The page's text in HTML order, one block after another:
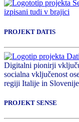
PROJEKT DATIS
Digitalni pionirji
socialna vključenost
regiji Italije in Slovenije
PROJEKT SENSE